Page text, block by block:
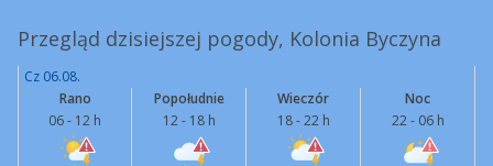
Przegląd dzisiejszej pogody, Kolonia Byczyna
Cz 06.08.
Rano
06 - 12 h
Popołudnie
12 - 18 h
Wieczór
18 - 22 h
Noc
22 - 06 h